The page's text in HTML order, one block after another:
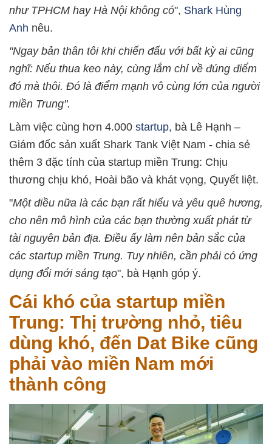
như TPHCM hay Hà Nội không có", Shark Hùng
Anh nêu.
"Ngay bản thân tôi khi chiến đấu với bất kỳ ai cũng
nghĩ: Nếu thua keo này, cùng lắm chỉ về đúng điểm
đó mà thôi. Đó là điểm mạnh vô cùng lớn của người
miền Trung".
Làm việc cùng hơn 4.000 startup, bà Lê Hạnh –
Giám đốc sản xuất Shark Tank Việt Nam - chia sẻ
thêm 3 đặc tính của startup miền Trung: Chịu
thương chịu khó, Hoài bão và khát vọng, Quyết liệt.
"Một điều nữa là các bạn rất hiểu và yêu quê hương,
cho nên mô hình của các bạn thường xuất phát từ
tài nguyên bản địa. Điều ấy làm nên bản sắc của
các startup miền Trung. Tuy nhiên, cần phải có ứng
dụng đổi mới sáng tạo", bà Hạnh góp ý.
Cái khó của startup miền
Trung: Thị trường nhỏ, tiêu
dùng khó, đến Dat Bike cũng
phải vào miền Nam mới
thành công